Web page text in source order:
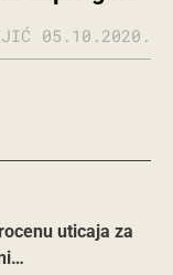
05.10.2020.
uticaja za